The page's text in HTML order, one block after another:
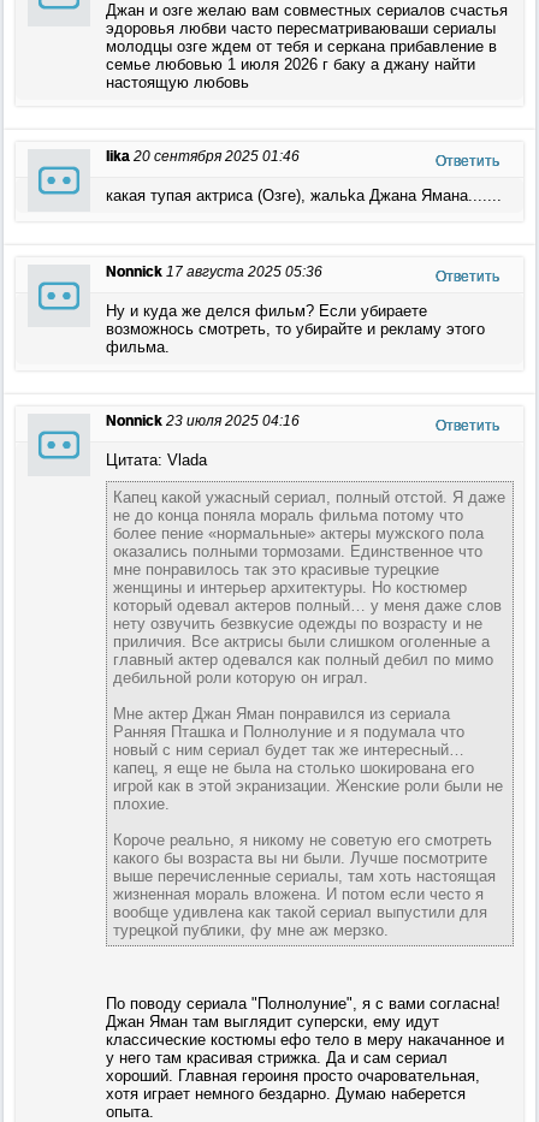
Джан и озге желаю вам совместных сериалов счастья
эдоровья любви часто пересматриваюваши сериалы
молодцы озге ждем от тебя и серкана прибавление в
семье любовью 1 июля 2026 г баку а джану найти
настоящую любовь
lika 20 сентября 2025 01:46 Ответить
какая тупая актриса (Oзге), жальka Джана Ямана.......
Nonnick 17 августа 2025 05:36 Ответить
Ну и куда же делся фильм? Если убираете
возможнось смотреть, то убирайте и рекламу этого
фильма.
Nonnick 23 июля 2025 04:16 Ответить
Цитата: Vlada
Капец какой ужасный сериал, полный отстой. Я даже
не до конца поняла мораль фильма потому что
более пение «нормальные» актеры мужского пола
оказались полными тормозами. Единственное что
мне понравилось так это красивые турецкие
женщины и интерьер архитектуры. Но костюмер
который одевал актеров полный… у меня даже слов
нету озвучить безвкусие одежды по возрасту и не
приличия. Все актрисы были слишком оголенные а
главный актер одевался как полный дебил по мимо
дебильной роли которую он играл.
Мне актер Джан Яман понравился из сериала
Ранняя Пташка и Полнолуние и я подумала что
новый с ним сериал будет так же интересный…
капец, я еще не была на столько шокирована его
игрой как в этой экранизации. Женские роли были не
плохие.
Короче реально, я никому не советую его смотреть
какого бы возраста вы ни были. Лучше посмотрите
выше перечисленные сериалы, там хоть настоящая
жизненная мораль вложена. И потом если често я
вообще удивлена как такой сериал выпустили для
турецкой публики, фу мне аж мерзко.
По поводу сериала "Полнолуние", я с вами согласна!
Джан Яман там выглядит суперски, ему идут
классические костюмы ефо тело в меру накачанное и
у него там красивая стрижка. Да и сам сериал
хороший. Главная героиня просто очаровательная,
хотя играет немного бездарно. Думаю наберется
опыта.